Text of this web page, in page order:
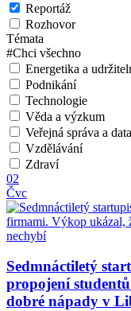
Reportáž
Rozhovor
Témata
#Chci všechno
Energetika a
Podnikání
Technologie
Věda a výzkum
Veřejná správa a data
Vzdělávání
Zdraví
02
Čvc
Sedmnáctiletý
propojení
dobré nápady v